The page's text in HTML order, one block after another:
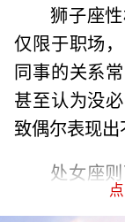
狮子座
仅限于职场
同事的关系
甚至认为没
致偶尔表现出
处女座
显得不那么